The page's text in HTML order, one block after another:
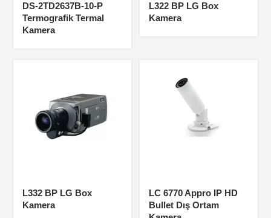
DS-2TD2637B-10-P
Termografik Termal
Kamera
L322 BP LG Box
Kamera
L332 BP LG Box
Kamera
LC 6770 Appro IP HD
Bullet Dış Ortam